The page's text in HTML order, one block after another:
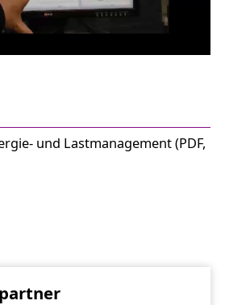
und Lastmanagement (PDF,